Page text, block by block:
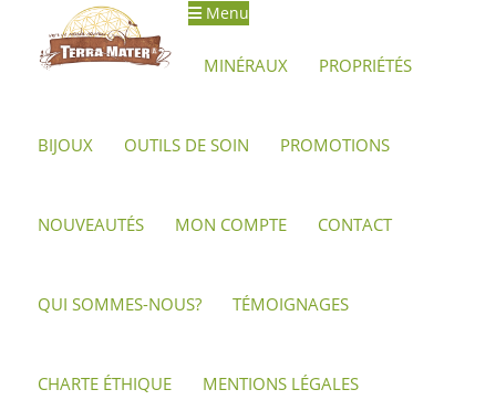
Aller
Aller
au
Menu
MINÉRAUX PROPRIÉTÉS
BIJOUX OUTILS DE SOIN PROMOTIONS
NOUVEAUTÉS MON COMPTE CONTACT
QUI SOMMES-NOUS? TÉMOIGNAGES
CHARTE ÉTHIQUE MENTIONS LÉGALES
Accueil Produits identifiés “Pierre brute”
Pierre brute
plus